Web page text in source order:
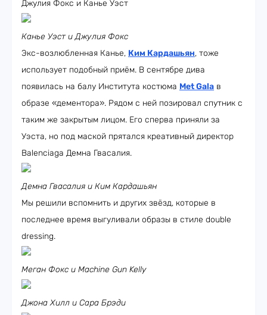
Джулия Фокс и Канье Уэст
Канье Уэст и Джулия Фокс
Экс-возлюбленная Канье, Ким Кардашьян, тоже
использует подобный приём. В сентябре дива
появилась на балу Института костюма Met Gala в
образе «дементора». Рядом с ней позировал спутник с
таким же закрытым лицом. Его сперва приняли за
Уэста, но под маской прятался креативный директор
Balenciaga Демна Гвасалия.
Демна Гвасалия и Ким Кардашьян
Мы решили вспомнить и других звёзд, которые в
последнее время выгуливали образы в стиле double
dressing.
Меган Фокс и Machine Gun Kelly
Джона Хилл и Сара Брэди